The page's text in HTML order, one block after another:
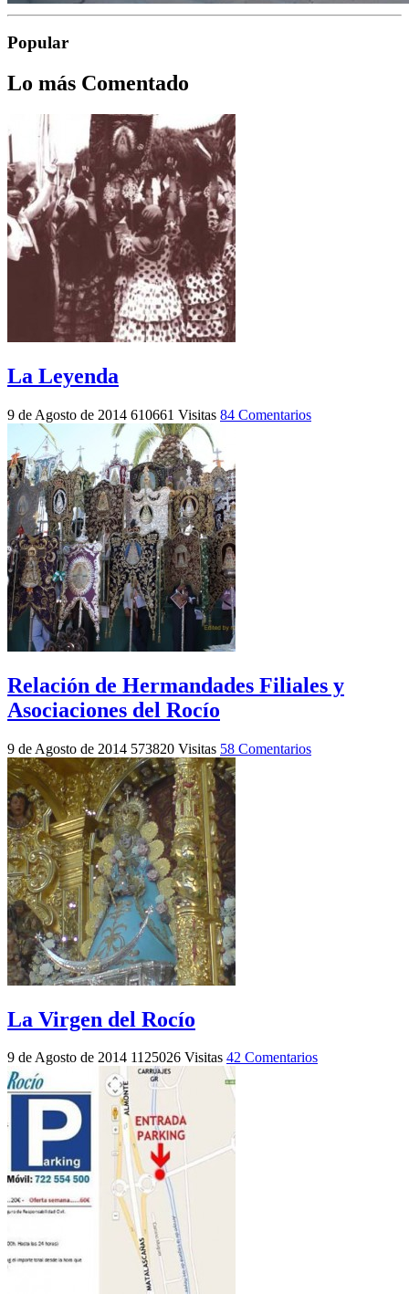
Popular
Lo más Comentado
La Leyenda
9 de Agosto de 2014 610661 Visitas 84 Comentarios
Relación de Hermandades Filiales y
Asociaciones del Rocío
9 de Agosto de 2014 573820 Visitas 58 Comentarios
La Virgen del Rocío
9 de Agosto de 2014 1125026 Visitas 42 Comentarios